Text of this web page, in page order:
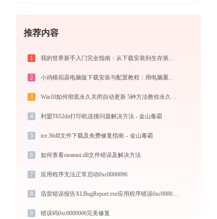
推荐内容
1 我的世界新手入门完全指南：从下载安装到生存第一天，一篇讲透
2 小鸡模拟器电脑版下载安装与配置教程：用电脑重温经典街机与掌机游戏
3
4 利盟T652dn打印机连接问题解决方法 - 金山毒霸
5 ice.36dll文件下载及免费修复指南 – 金山毒霸
6 如何查看steamui.dll文件错误及解决方法
7 应用程序无法正常启动0xc0000096
8 迅雷错误报告XLBugReport.exe应用程序错误0xc000009a解决方法
9 错误码0xc0000006完美修复